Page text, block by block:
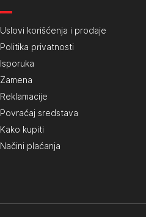
Uslovi korišćenja i prodaje
Politika privatnosti
Isporuka
Zamena
Reklamacije
Povraćaj sredstava
Kako kupiti
Načini plaćanja